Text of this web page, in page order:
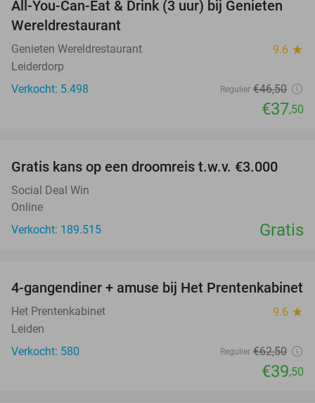
19%
All-You-Can-Eat & Drink (3 uur) bij Genieten
Wereldrestaurant
Genieten Wereldrestaurant 9.6 star
Leiderdorp
Verkocht: 5.498
Regulier €46,50
€37,50
Gratis kans op een droomreis t.w.v. €3.000
Social Deal Win
Online
Verkocht: 189.515
Gratis
37%
4-gangendiner + amuse bij Het Prentenkabinet
Het Prentenkabinet 9.6 star
Leiden
Verkocht: 580
Regulier €62,50
€39,50